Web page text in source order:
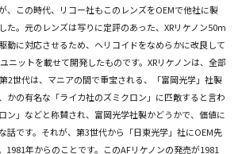
、この時代、リコー社もこのレンズをOEMで他社に製
た。元のレンズは写りに定評のあった、XRリケノン50m
に対応させるため、ヘリコイドをなめらかに改良して
ニットを載せて開発したものです。XRリケノンは、全部
2世代は、マニアの間で重宝される、「富岡光学」社製
かの有名な「ライカ社のズミクロン」に匹敵すると言わ
ン」などと称賛され、富岡光学社製かどうかで、価値に
話です。それが、第3世代から「日東光学」社にOEM先
1981年からのことです。このAFリケノンの発売が1981